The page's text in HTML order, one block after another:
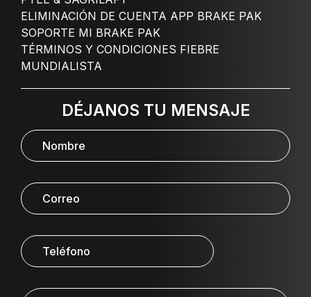
ELIMINACIÓN DE CUENTA APP BRAKE PAK
SOPORTE MI BRAKE PAK
TÉRMINOS Y CONDICIONES FIEBRE
MUNDIALISTA
DÉJANOS TU MENSAJE